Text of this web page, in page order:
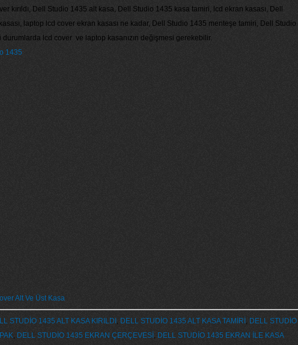
kırıldı, Dell Studio 1435 alt kasa, Dell Studio 1435 kasa tamiri, lcd ekran kasası, Dell
laptop lcd cover ekran kasası ne kadar, Dell Studio 1435 menteşe tamiri, Dell Studio
lcd cover ve laptop kasanızın değişmesi gerekebilir.
Alt Ve Üst Kasa
STUDİO 1435 ALT KASA KIRILDI , DELL STUDİO 1435 ALT KASA TAMİRİ , DELL STUDİO
, DELL STUDİO 1435 EKRAN ÇERÇEVESİ , DELL STUDİO 1435 EKRAN İLE KASA